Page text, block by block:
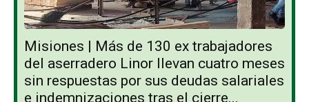
Misiones | Más de 130 ex trabajadores
del aserradero Linor llevan cuatro meses
sin respuestas por sus deudas salariales
e indemnizaciones tras el cierre...